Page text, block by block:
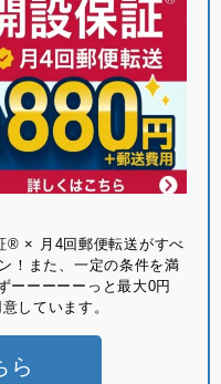
® × ⽉4回郵便転送がすべ
！また、一定の条件を満
ーーーーーっと最大0円
しています。
ら